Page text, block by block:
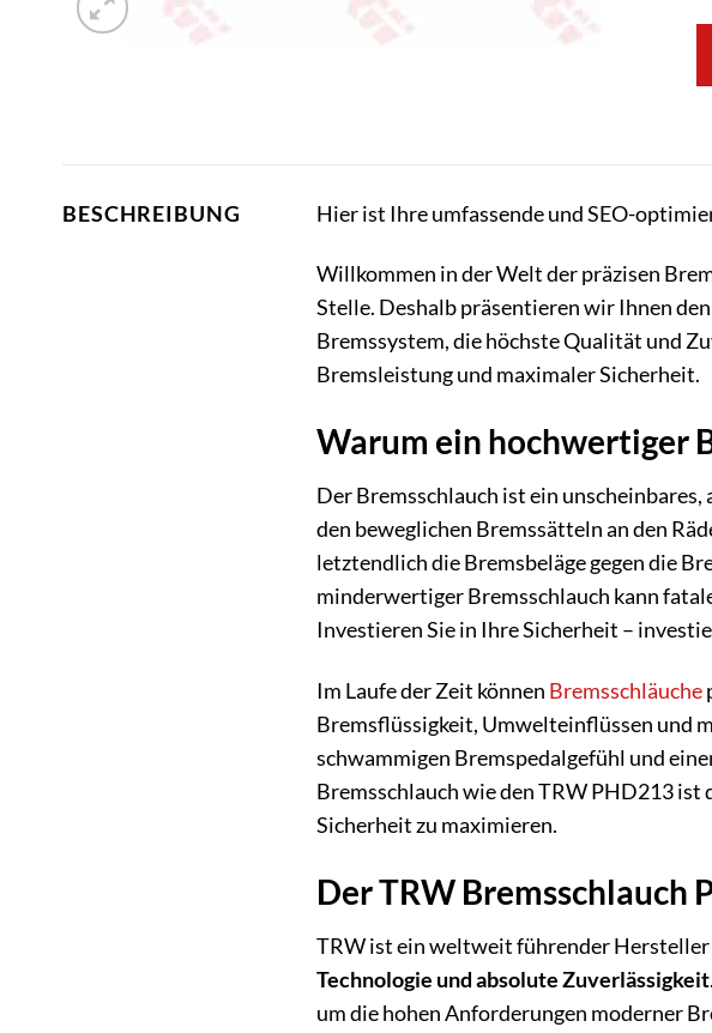
BESCHREIBUNG Hier ist Ihre umfassende und SEO-
Willkommen in der Welt der präzisen
Stelle. Deshalb präsentieren wir Ihnen den
Bremssystem, die höchste Qualität und
Bremsleistung und maximaler Sicherheit.
Warum ein hochwertiger
Der Bremsschlauch ist ein unscheinbares,
den beweglichen Bremssätteln an den
letztendlich die Bremsbeläge gegen die
minderwertiger Bremsschlauch kann
Investieren Sie in Ihre Sicherheit –
Im Laufe der Zeit können Bremsschläuche
Bremsflüssigkeit, Umwelteinflüssen und
schwammigen Bremspedalgefühl und
Bremsschlauch wie den TRW PHD213
Sicherheit zu maximieren.
Der TRW Bremsschlauch
TRW ist ein weltweit führender
Technologie und absolute Zuverlässigkeit
um die hohen Anforderungen moderner